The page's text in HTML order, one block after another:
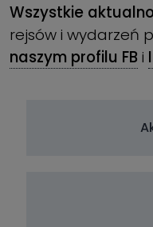
Wszystkie
rejsów i wydarzeń
naszym profilu FB i